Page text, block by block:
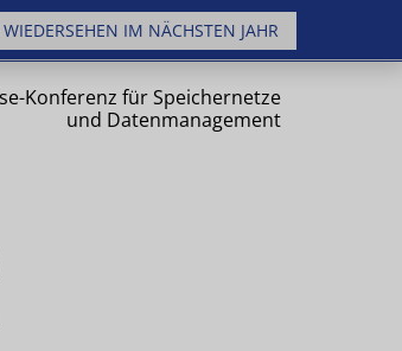
IM NÄCHSTEN JAHR
Konferenz für Speichernetze
und Datenmanagement